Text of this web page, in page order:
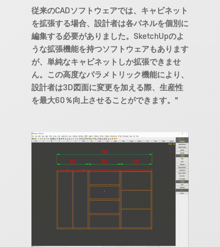
従来のCADソフトウェアでは、キャビネット
を拡張する場合、設計者は各パネルを個別に
編集する必要がありました。SketchUpのよ
うな拡張機能を持つソフトウェアもあります
が、単純なキャビネットしか拡張できませ
ん。この高度なパラメトリック機能により、
設計者は3D図面に変更を加える際、生産性
を最大60％向上させることができます。"